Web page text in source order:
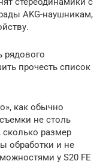
AKG-наушникам,
рядового
прочесть список
как обычно
не столь
размер
обработки и не
у S20 FE